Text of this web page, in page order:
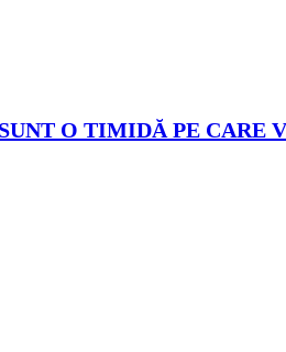
O TIMIDĂ PE CARE